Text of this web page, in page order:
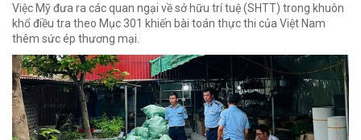
Việc Mỹ đưa ra các quan ngại về sở hữu trí tuệ (SHTT) trong khuôn
khổ điều tra theo Mục 301 khiến bài toán thực thi của Việt Nam
thêm sức ép thương mại.